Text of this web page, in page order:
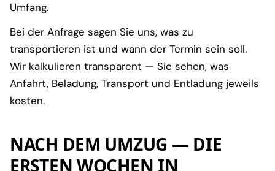
Umfang.
Bei der Anfrage sagen Sie uns, was zu
transportieren ist und wann der Termin sein soll.
Wir kalkulieren transparent — Sie sehen, was
Anfahrt, Beladung, Transport und Entladung jeweils
kosten.
NACH DEM UMZUG — DIE
ERSTEN WOCHEN IN